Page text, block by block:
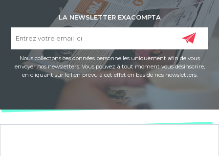
LA NEWSLETTER EXACOMPTA
Nous collectons ces données personnelles uniquement afin de vous
envoyer nos newsletters. Vous pouvez à tout moment vous désinscrire,
en cliquant sur le lien prévu à cet effet en bas de nos newsletters.